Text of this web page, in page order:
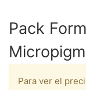
Pack
Para ver el